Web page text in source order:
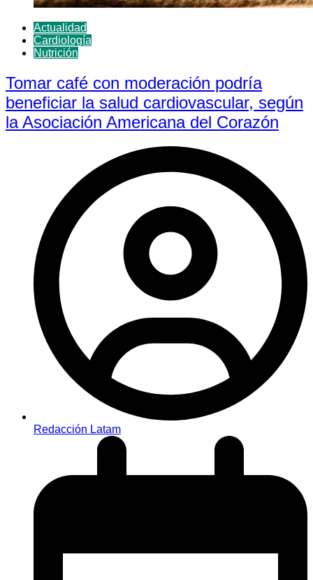
Actualidad
Cardiología
Nutrición
Tomar café con moderación podría
beneficiar la salud cardiovascular, según
la Asociación Americana del Corazón
Redacción Latam